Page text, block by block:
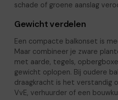
schade of groene aanslag
Gewicht verdelen
Een compacte balkonset is
Maar combineer je zware
met aarde, tegels,
gewicht oplopen. Bij oudere
draagkracht is het verstandig
VvE, verhuurder of een